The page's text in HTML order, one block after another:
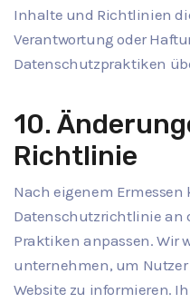
Inhalte und Richtlinien
Verantwortung oder
Datenschutzpraktiken
10.
Richtlinie
Nach eigenem
Datenschutzrichtlinie an
Praktiken anpassen. Wir
unternehmen, um
Website zu informieren.